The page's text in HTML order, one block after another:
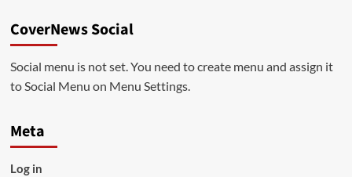
CoverNews Social
Social menu is not set. You need to create menu and assign it
to Social Menu on Menu Settings.
Meta
Log in